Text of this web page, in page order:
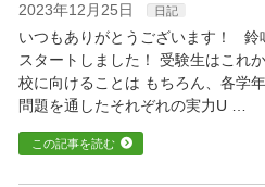
2023年12月25日 日記
いつもありがとうございます！ 鈴
スタートしました！ 受験生はこれ
校に向けることは もちろん、各学
問題を通したそれぞれの実力U …
この記事を読む